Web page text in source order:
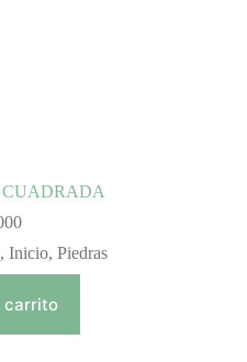
,Inicio,Piedras
carrito